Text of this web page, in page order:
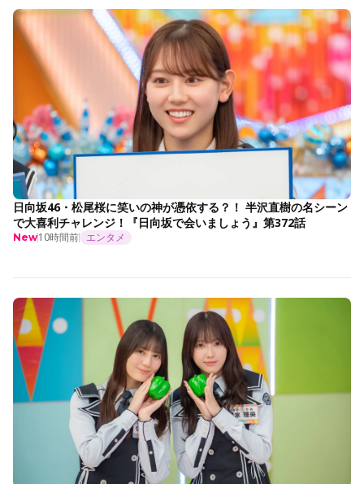
日向坂46・松尾桜に笑いの神が憑依する？！ 半沢直樹の名シーン
で大喜利チャレンジ！『日向坂で会いましょう』第372話
New10時間前 エンタメ